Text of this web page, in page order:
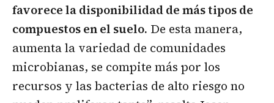
favorece la disponibilidad de más tipos de
compuestos en el suelo. De esta manera,
aumenta la variedad de comunidades
microbianas, se compite más por los
recursos y las bacterias de alto riesgo no